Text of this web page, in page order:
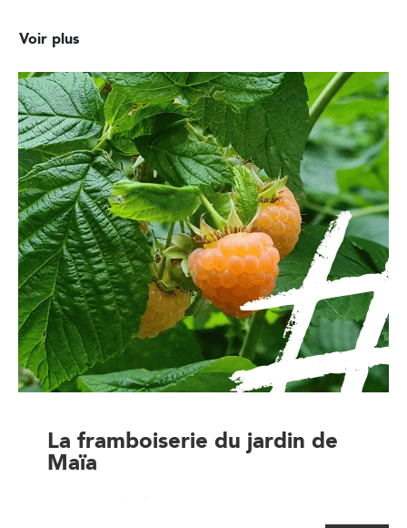
Voir plus
La framboiserie du jardin de
Maïa